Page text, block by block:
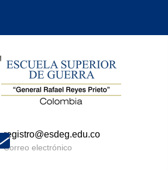
registro@esdeg.edu.co
Correo electrónico